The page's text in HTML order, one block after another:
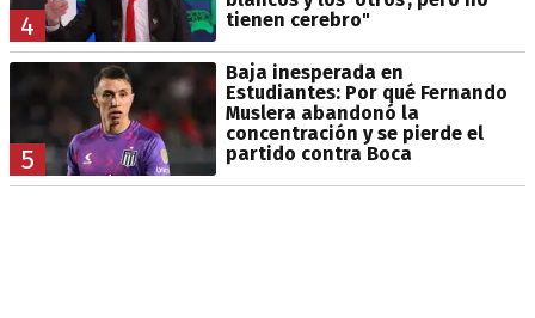
4
tienen cerebro"
5
Baja inesperada en
Estudiantes: Por qué Fernando
Muslera abandonó la
concentración y se pierde el
partido contra Boca